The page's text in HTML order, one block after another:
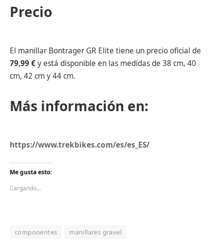
Precio
El manillar Bontrager GR Elite tiene un precio oficial de
79,99 €y está disponible en las medidas de 38 cm, 40
cm, 42 cm y 44 cm.
Más información en:
https://www.trekbikes.com/es/es_ES/
Me gusta esto:
Cargando...
componentes manillares gravel